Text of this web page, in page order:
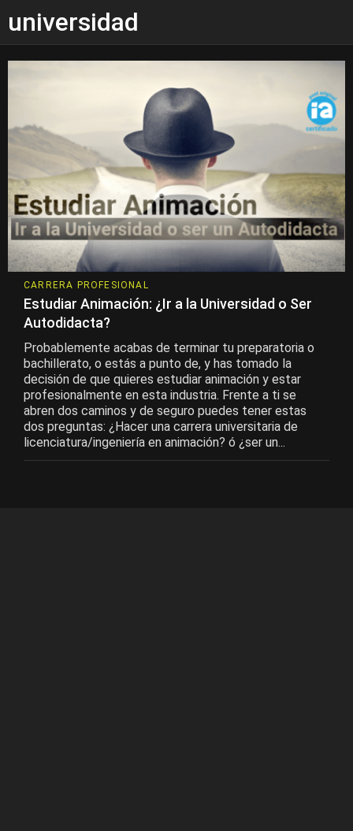
universidad
CARRERA PROFESIONAL
Estudiar Animación: ¿Ir a la Universidad o Ser
Autodidacta?
Probablemente acabas de terminar tu preparatoria o
bachillerato, o estás a punto de, y has tomado la
decisión de que quieres estudiar animación y estar
profesionalmente en esta industria. Frente a ti se
abren dos caminos y de seguro puedes tener estas
dos preguntas: ¿Hacer una carrera universitaria de
licenciatura/ingeniería en animación? ó ¿ser un...